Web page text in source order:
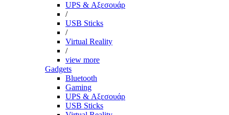
UPS & Αξεσουάρ
/
USB Sticks
/
Virtual Reality
/
view more
Gadgets
Bluetooth
Gaming
UPS & Αξεσουάρ
USB Sticks